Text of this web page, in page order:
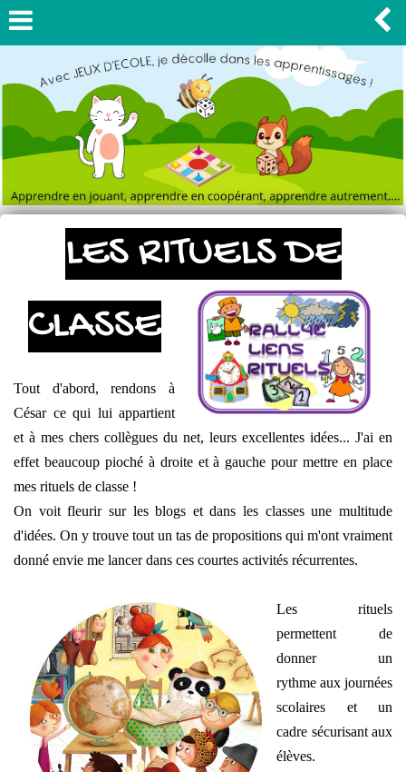
LES RITUELS DE
CLASSE
Tout d'abord, rendons à
César ce qui lui appartient
et à mes chers collègues du net, leurs excellentes idées... J'ai en
effet beaucoup pioché à droite et à gauche pour mettre en place
mes rituels de classe !
On voit fleurir sur les blogs et dans les classes une multitude
d'idées. On y trouve tout un tas de propositions qui m'ont vraiment
donné envie me lancer dans ces courtes activités récurrentes.
Les rituels
permettent de
donner un
rythme aux journées
scolaires et un
cadre sécurisant aux
élèves.